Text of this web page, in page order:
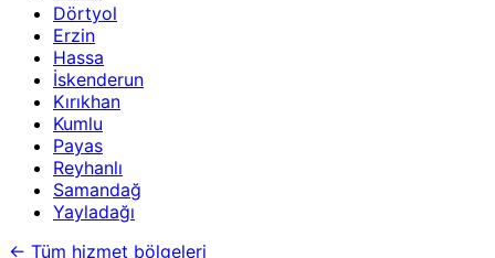
Dörtyol
Erzin
Hassa
İskenderun
Kırıkhan
Kumlu
Payas
Reyhanlı
Samandağ
Yayladağı
← Tüm hizmet bölgeleri